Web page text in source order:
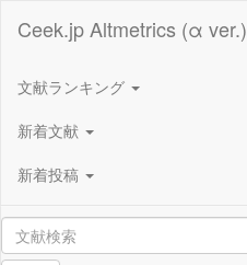
Ceek.jp Altmetrics (α ver.)
文献ランキング
新着文献
新着投稿